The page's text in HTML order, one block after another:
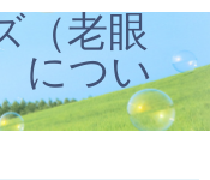
（老眼
につい